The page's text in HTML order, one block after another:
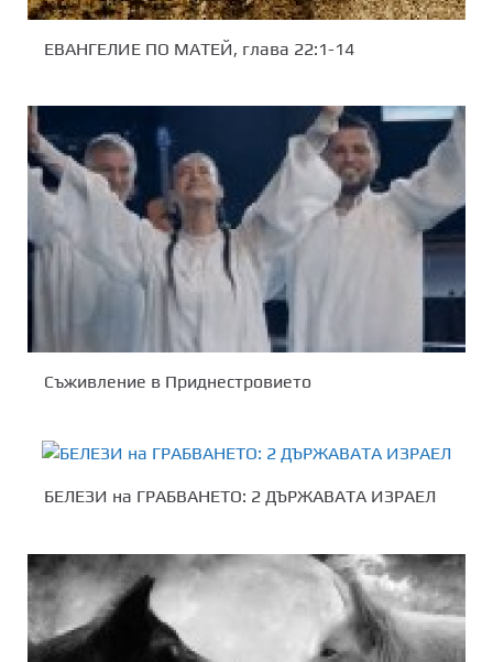
ЕВАНГЕЛИЕ ПО МАТЕЙ, глава 22:1-14
Съживление в Приднестровието
БЕЛЕЗИ на ГРАБВАНЕТО: 2 ДЪРЖАВАТА ИЗРАЕЛ